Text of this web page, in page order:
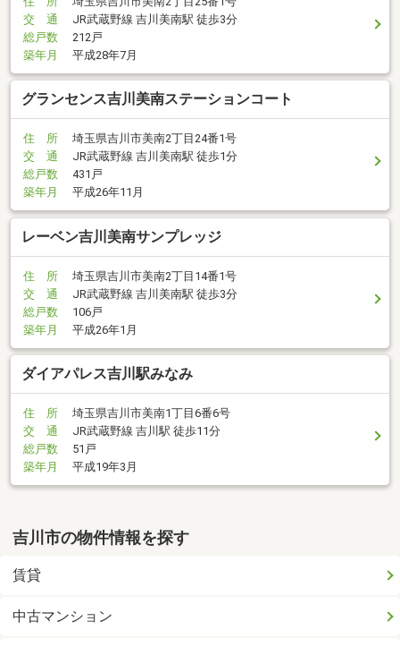
交 通
JR武蔵野線 吉川美南駅 徒歩3分
総戸数
212戸
築年月
平成28年7月
グランセンス吉川美南ステーションコート
住 所
埼玉県吉川市美南2丁目24番1号
交 通
JR武蔵野線 吉川美南駅 徒歩1分
総戸数
431戸
築年月
平成26年11月
レーベン吉川美南サンプレッジ
住 所
埼玉県吉川市美南2丁目14番1号
交 通
JR武蔵野線 吉川美南駅 徒歩3分
総戸数
106戸
築年月
平成26年1月
ダイアパレス吉川駅みなみ
住 所
埼玉県吉川市美南1丁目6番6号
交 通
JR武蔵野線 吉川駅 徒歩11分
総戸数
51戸
築年月
平成19年3月
吉川市の物件情報を探す
賃貸
中古マンション